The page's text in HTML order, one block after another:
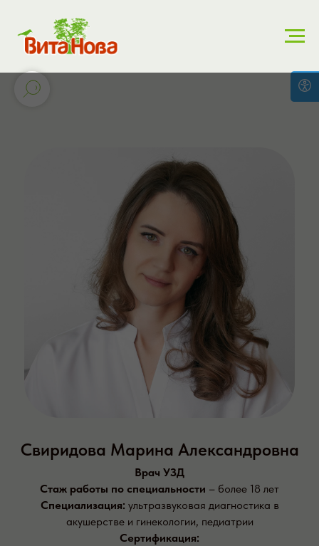
Свиридова Марина Александровна
Врач УЗД
Стаж работы по специальности – более 18 лет
Специализация: ультразвуковая диагностика в
акушерстве и гинекологии, педиатрии
Сертификация: